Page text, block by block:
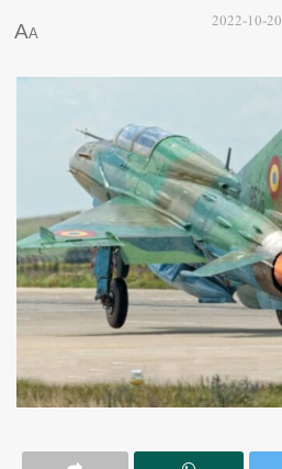
2022-10-20
A
A